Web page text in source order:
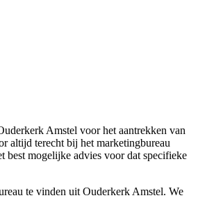
Amstel voor het aantrekken van
altijd terecht bij het marketingbureau
best mogelijke advies voor dat specifieke
te vinden uit Ouderkerk Amstel. We